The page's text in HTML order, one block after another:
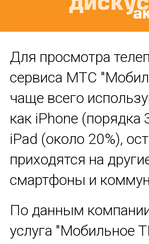
Для просмотра
сервиса МТС
чаще всего
как iPhone (порядка
iPad (около 20%),
приходятся на
смартфоны и
По данным
услуга "Мобильное